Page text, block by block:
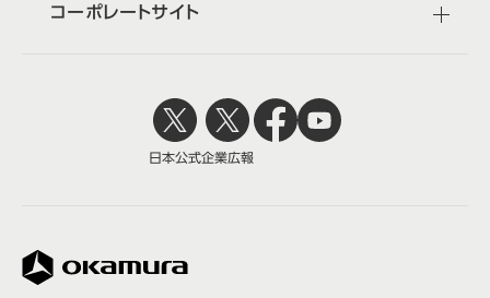
コーポレートサイト
日本公式企業広報